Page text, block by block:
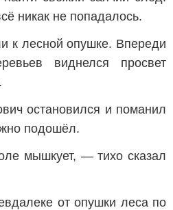
никак не попадалось.
к лесной опушке. Впереди
виднелся просвет
остановился и поманил
подошёл.
мышкует, — тихо сказал
от опушки леса по